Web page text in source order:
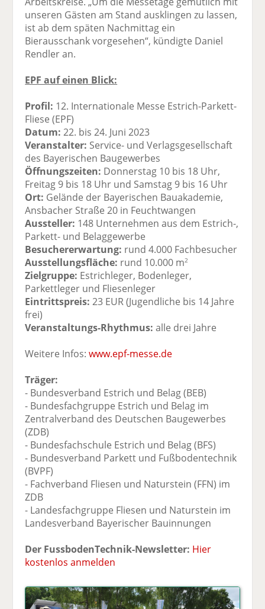
unseren Gästen am Stand ausklingen zu lassen,
ist ab dem späten Nachmittag ein
Bierausschank vorgesehen“, kündigte Daniel
Rendler an.
EPF auf einen Blick:
Profil: 12. Internationale Messe Estrich-Parkett-
Fliese (EPF)
Datum: 22. bis 24. Juni 2023
Veranstalter: Service- und Verlagsgesellschaft
des Bayerischen Baugewerbes
Öffnungszeiten: Donnerstag 10 bis 18 Uhr,
Freitag 9 bis 18 Uhr und Samstag 9 bis 16 Uhr
Ort: Gelände der Bayerischen Bauakademie,
Ansbacher Straße 20 in Feuchtwangen
Aussteller: 148 Unternehmen aus dem Estrich-,
Parkett- und Belaggewerbe
Besuchererwartung: rund 4.000 Fachbesucher
Ausstellungsfläche: rund 10.000 m2
Zielgruppe: Estrichleger, Bodenleger,
Parkettleger und Fliesenleger
Eintrittspreis: 23 EUR (Jugendliche bis 14 Jahre
frei)
Veranstaltungs-Rhythmus: alle drei Jahre
Weitere Infos:www.epf-messe.de
Träger:
- Bundesverband Estrich und Belag (BEB)
- Bundesfachgruppe Estrich und Belag im
Zentralverband des Deutschen Baugewerbes
(ZDB)
- Bundesfachschule Estrich und Belag (BFS)
- Bundesverband Parkett und Fußbodentechnik
(BVPF)
- Fachverband Fliesen und Naturstein (FFN) im
ZDB
- Landesfachgruppe Fliesen und Naturstein im
Landesverband Bayerischer Bauinnungen
Der FussbodenTechnik-Newsletter: Hier
kostenlos anmelden